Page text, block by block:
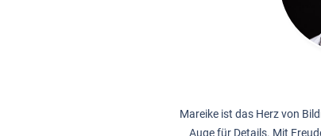
Mareike ist das Herz von
Auge für Details. Mit